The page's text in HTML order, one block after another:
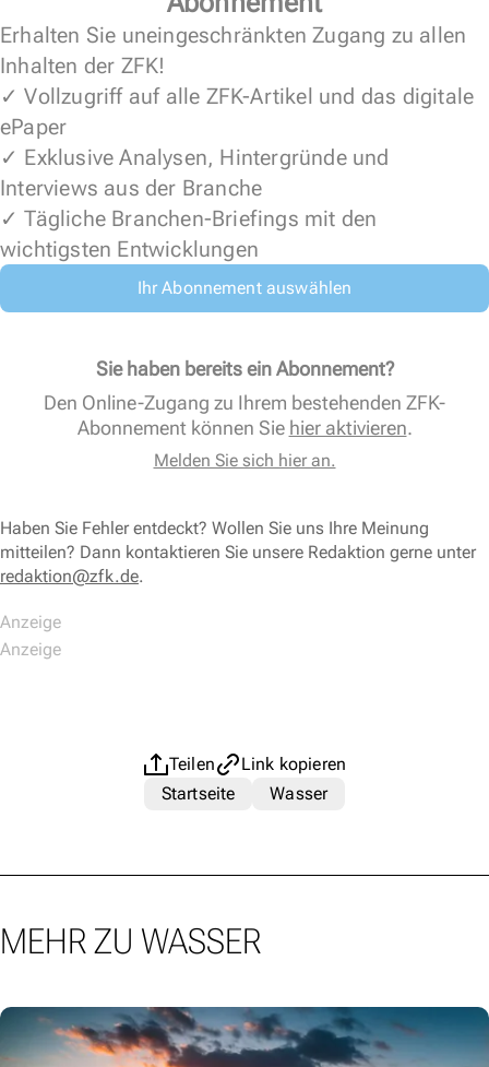
Erhalten Sie uneingeschränkten Zugang zu allen
Inhalten der ZFK!
✓ Vollzugriff auf alle ZFK-Artikel und das digitale
ePaper
✓ Exklusive Analysen, Hintergründe und
Interviews aus der Branche
✓ Tägliche Branchen-Briefings mit den
wichtigsten Entwicklungen
Ihr Abonnement auswählen
Sie haben bereits ein Abonnement?
Den Online-Zugang zu Ihrem bestehenden ZFK-
Abonnement können Sie hier aktivieren.
Melden Sie sich hier an.
Haben Sie Fehler entdeckt? Wollen Sie uns Ihre Meinung
mitteilen? Dann kontaktieren Sie unsere Redaktion gerne unter
redaktion@zfk.de.
Teilen
Link kopieren
Startseite
Wasser
MEHR ZU WASSER